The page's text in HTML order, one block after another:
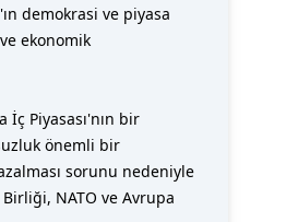
demokrasi ve piyasa
ekonomik
Piyasası'nın bir
önemli bir
sorunu nedeniyle
NATO ve Avrupa